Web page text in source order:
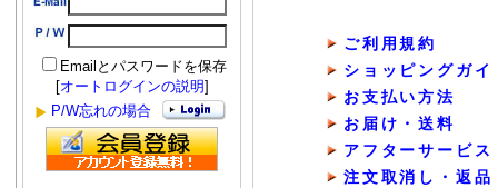
Emailとパスワードを保存
[オートログインの説明]
P/W忘れの場合
ご利用規約
ショッピングガイ
お支払い方法
お届け・送料
アフターサービス
注文取消し・返品